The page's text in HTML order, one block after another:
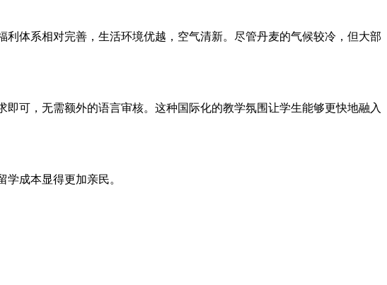
体系相对完善，生活环境优越，空气清新。尽管丹麦的气候较冷，但大部
可，无需额外的语言审核。这种国际化的教学氛围让学生能够更快地融入
成本显得更加亲民。